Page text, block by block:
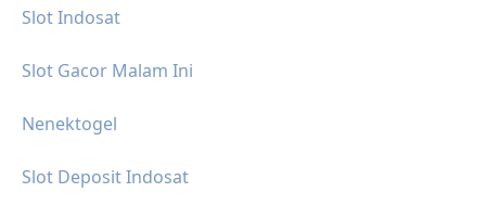
Slot Indosat
Slot Gacor Malam Ini
Nenektogel
Slot Deposit Indosat